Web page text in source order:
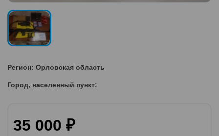
Регион: Орловская область
Город, населенный пункт:
35 000 ₽